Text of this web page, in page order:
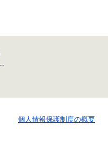
個人情報保護制度の概要